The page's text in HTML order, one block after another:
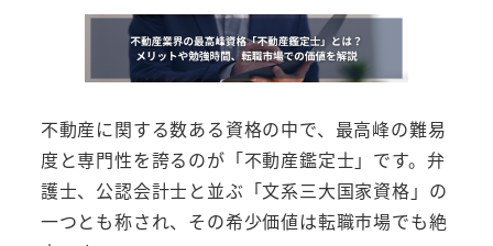
不動産に関する数ある資格の中で、最高峰の難易
度と専門性を誇るのが「不動産鑑定士」です。弁
護士、公認会計士と並ぶ「文系三大国家資格」の
一つとも称され、その希少価値は転職市場でも絶